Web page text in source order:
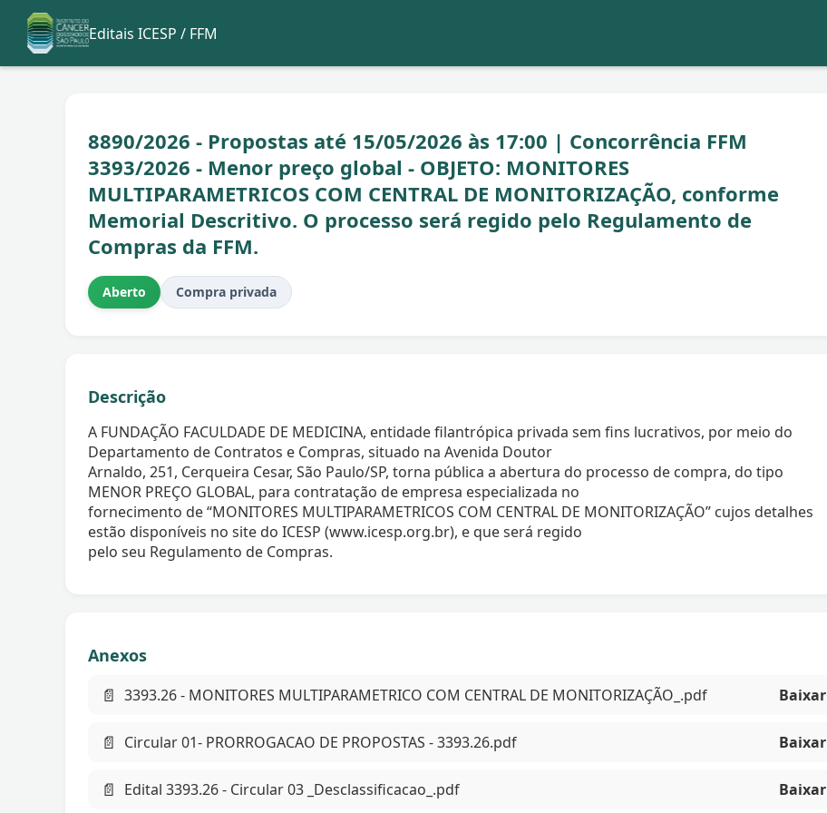
Editais ICESP / FFM
8890/2026 - Propostas até 15/05/2026 às 17:00 | Concorrência FFM
3393/2026 - Menor preço global - OBJETO: MONITORES
MULTIPARAMETRICOS COM CENTRAL DE MONITORIZAÇÃO, conforme
Memorial Descritivo. O processo será regido pelo Regulamento de
Compras da FFM.
Aberto Compra privada
Descrição
A FUNDAÇÃO FACULDADE DE MEDICINA, entidade filantrópica privada sem fins lucrativos, por meio do
Departamento de Contratos e Compras, situado na Avenida Doutor
Arnaldo, 251, Cerqueira Cesar, São Paulo/SP, torna pública a abertura do processo de compra, do tipo
MENOR PREÇO GLOBAL, para contratação de empresa especializada no
fornecimento de “MONITORES MULTIPARAMETRICOS COM CENTRAL DE MONITORIZAÇÃO” cujos detalhes
estão disponíveis no site do ICESP (www.icesp.org.br), e que será regido
pelo seu Regulamento de Compras.
Anexos
📄 3393.26 - MONITORES MULTIPARAMETRICO COM CENTRAL DE MONITORIZAÇÃO_.pdf Baixar
📄 Circular 01- PRORROGACAO DE PROPOSTAS - 3393.26.pdf Baixar
📄 Edital 3393.26 - Circular 03 _Desclassificacao_.pdf Baixar